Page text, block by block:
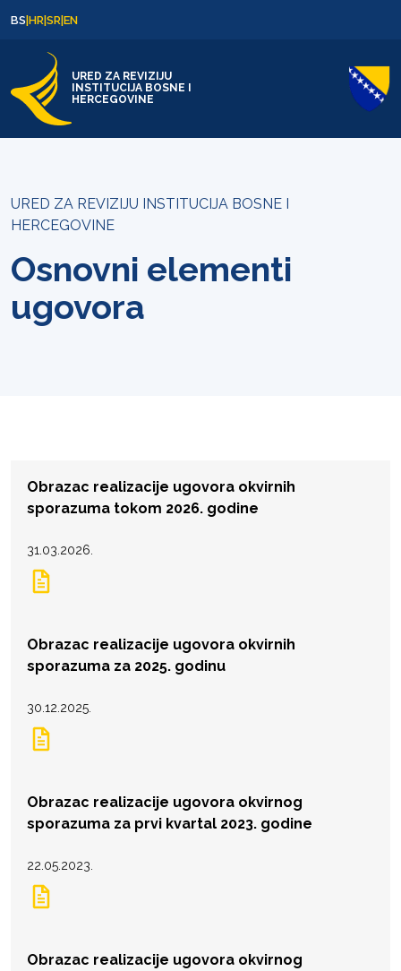
BS|HR|SR|EN
URED ZA REVIZIJU
INSTITUCIJA BOSNE I
HERCEGOVINE
URED ZA REVIZIJU INSTITUCIJA BOSNE I
HERCEGOVINE
Osnovni elementi
ugovora
Obrazac realizacije ugovora okvirnih
sporazuma tokom 2026. godine
31.03.2026.
Obrazac realizacije ugovora okvirnih
sporazuma za 2025. godinu
30.12.2025.
Obrazac realizacije ugovora okvirnog
sporazuma za prvi kvartal 2023. godine
22.05.2023.
Obrazac realizacije ugovora okvirnog